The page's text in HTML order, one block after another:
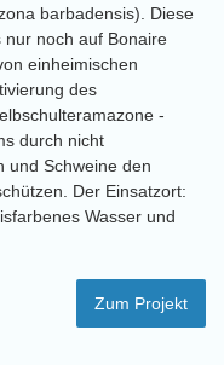
barbadensis). Diese
nur noch auf Bonaire
einheimischen
des
-
durch nicht
und Schweine den
Der Einsatzort:
Wasser und
Zum Projekt